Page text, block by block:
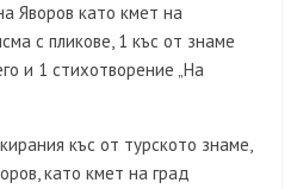
Яворов като кмет на
с пликове, 1 къс от знаме
и 1 стихотворение „На
къс от турското знаме,
като кмет на град